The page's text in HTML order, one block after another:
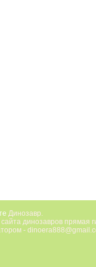
Динозавр.
динозавров прямая
-